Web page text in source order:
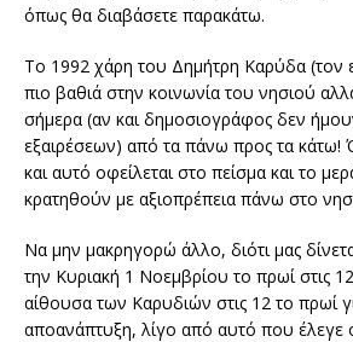
όπως θα διαβάσετε παρακάτω.
Το 1992 χάρη του Δημήτρη Καρύδα (τον
πιο βαθιά στην κοινωνία του νησιού
σήμερα (αν και δημοσιογράφος δεν
εξαιρέσεων) από τα πάνω προς τα κάτω!
και αυτό οφείλεται στο πείσμα και το
κρατηθούν με αξιοπρέπεια πάνω στο
Να μην μακρηγορώ άλλο, διότι μας
την Κυριακή 1 Νοεμβρίου το πρωί στις
αίθουσα των Καρυδιών στις 12 το
αποανάπτυξη, λίγο από αυτό που έλεγε